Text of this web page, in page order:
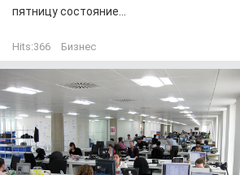
пятницу состояние...
Hits:366 Бизнес